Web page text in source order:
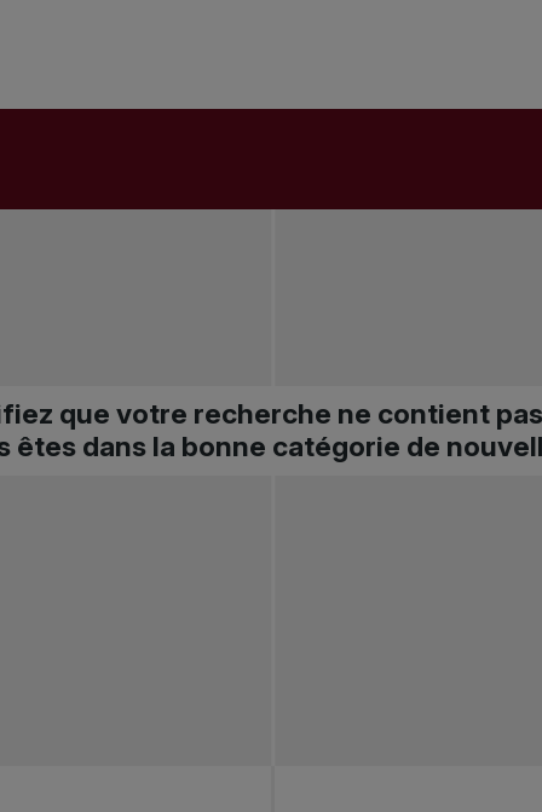
que votre recherche ne contient
dans la bonne catégorie de